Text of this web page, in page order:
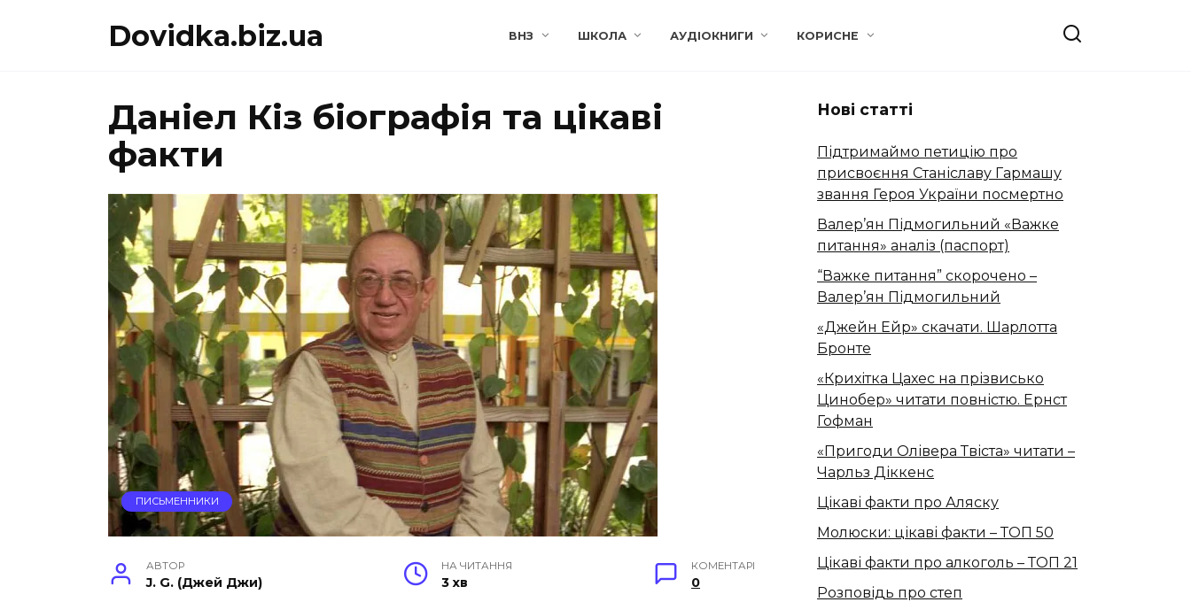
Dovidka.biz.ua ВНЗ ШКОЛА АУДІОКНИГИ КОРИСНЕ
Даніел Кіз біографія та цікаві
факти
ПИСЬМЕННИКИ
АВТОР
J. G. (Джей Джи)
НА ЧИТАННЯ
3 хв
КОМЕНТАРІ
0
Нові статті
Підтримаймо петицію про
присвоєння Станіславу Гармашу
звання Героя України посмертно
Валер’ян Підмогильний «Важке
питання» аналіз (паспорт)
“Важке питання” скорочено –
Валер’ян Підмогильний
«Джейн Ейр» скачати. Шарлотта
Бронте
«Крихітка Цахес на прізвисько
Цинобер» читати повністю. Ернст
Гофман
«Пригоди Олівера Твіста» читати –
Чарльз Діккенс
Цікаві факти про Аляску
Молюски: цікаві факти – ТОП 50
Цікаві факти про алкоголь – ТОП 21
Розповідь про степ